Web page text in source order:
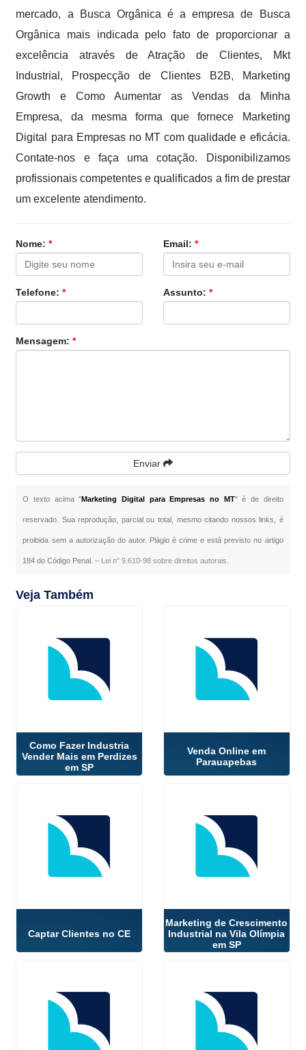
mercado, a Busca Orgânica é a empresa de Busca
Orgânica mais indicada pelo fato de proporcionar a
excelência através de Atração de Clientes, Mkt
Industrial, Prospecção de Clientes B2B, Marketing
Growth e Como Aumentar as Vendas da Minha
Empresa, da mesma forma que fornece Marketing
Digital para Empresas no MT com qualidade e eficácia.
Contate-nos e faça uma cotação. Disponibilizamos
profissionais competentes e qualificados a fim de prestar
um excelente atendimento.
Nome:* Email: *
Telefone:* Assunto: *
Mensagem:*
Enviar
O texto acima "Marketing Digital para Empresas no MT" é de direito
reservado. Sua reprodução, parcial ou total, mesmo citando nossos links, é
proibida sem a autorização do autor. Plágio é crime e está previsto no artigo
184 do Código Penal. – Lei n° 9.610-98 sobre direitos autorais
Veja Também
Como Fazer Industria
Vender Mais em Perdizes
em SP
Venda Online em
Parauapebas
Captar Clientes no CE
Marketing de Crescimento
Industrial na Vila Olímpia
em SP